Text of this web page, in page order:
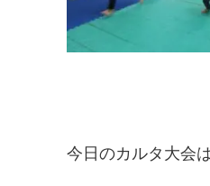
今日のカルタ大会